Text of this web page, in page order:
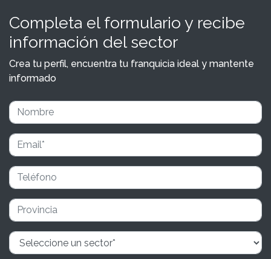
Completa el formulario y recibe
información del sector
Crea tu perfil, encuentra tu franquicia ideal y mantente
informado